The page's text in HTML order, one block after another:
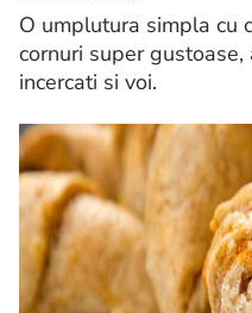
O umplutura simpla cu
cornuri super
incercati si voi.